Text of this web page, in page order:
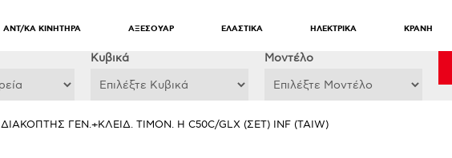
ΑΝΤ/ΚΑ ΚΙΝΗΤΗΡΑ ΑΞΕΣΟΥΑΡ ΕΛΑΣΤΙΚΑ ΗΛΕΚΤΡΙΚΑ ΚΡΑΝΗ
Κυβικά Μοντέλο
ΔΙΑΚΟΠΤΗΣ ΓΕΝ.+ΚΛΕΙΔ. ΤΙΜΟΝ. Η C50C/GLX (ΣΕΤ) INF (TAIW)